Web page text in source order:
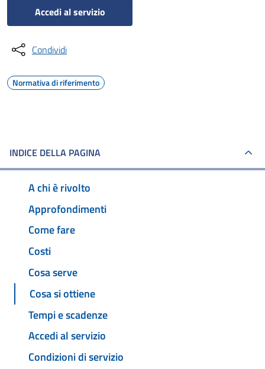
Accedi al servizio
Condividi
Normativa di riferimento
INDICE DELLA PAGINA
A chi è rivolto
Approfondimenti
Come fare
Costi
Cosa serve
Cosa si ottiene
Tempi e scadenze
Accedi al servizio
Condizioni di servizio